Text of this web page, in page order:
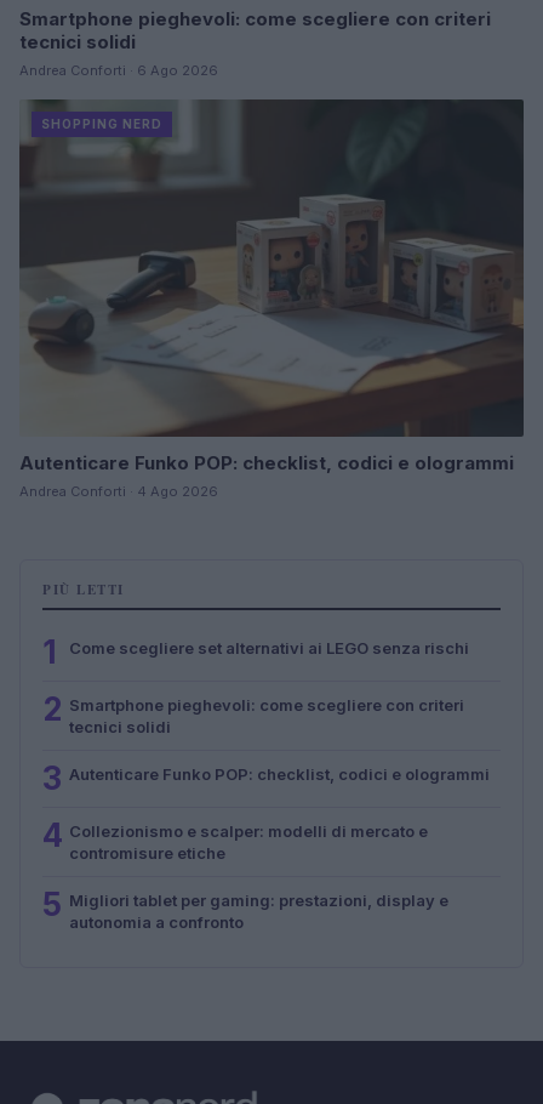
Smartphone pieghevoli: come scegliere con criteri
tecnici solidi
Andrea Conforti · 6 Ago 2026
SHOPPING NERD
Autenticare Funko POP: checklist, codici e ologrammi
Andrea Conforti · 4 Ago 2026
PIÙ LETTI
1 Come scegliere set alternativi ai LEGO senza rischi
2 Smartphone pieghevoli: come scegliere con criteri
tecnici solidi
3 Autenticare Funko POP: checklist, codici e ologrammi
4 Collezionismo e scalper: modelli di mercato e
contromisure etiche
5 Migliori tablet per gaming: prestazioni, display e
autonomia a confronto